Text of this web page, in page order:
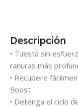
Descripción
• Tuesta sin
ranuras más
• Recupere
Boost
• Detenga el ciclo